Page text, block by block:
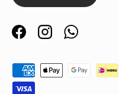
FacebookInstagramWhatsApp
Zahlungsmethoden